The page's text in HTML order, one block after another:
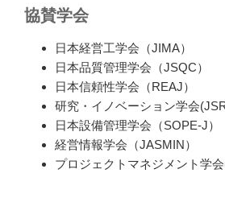
協賛学会
日本経営工学会（JIMA）
日本品質管理学会（JSQC）
日本信頼性学会（REAJ）
研究・イノベーション学会
日本設備管理学会（SOPE-J）
経営情報学会（JASMIN）
プロジェクトマネジメント学